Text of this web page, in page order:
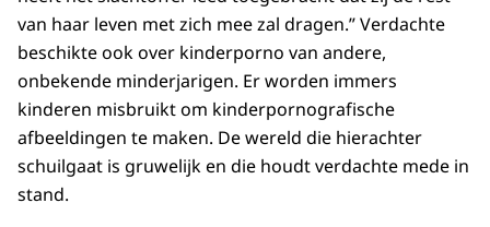
van haar leven met zich mee zal dragen.” Verdachte
beschikte ook over kinderporno van andere,
onbekende minderjarigen. Er worden immers
kinderen misbruikt om kinderpornografische
afbeeldingen te maken. De wereld die hierachter
schuilgaat is gruwelijk en die houdt verdachte mede in
stand.